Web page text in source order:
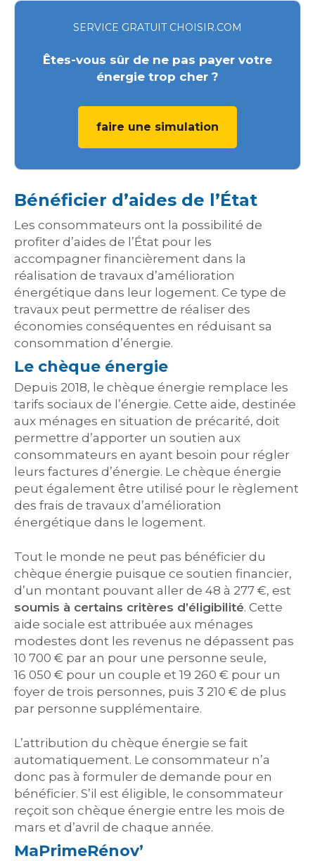
SERVICE GRATUIT CHOISIR.COM
Êtes-vous sûr de ne pas payer votre
énergie trop cher ?
faire une simulation
Bénéficier d’aides de l’État
Les consommateurs ont la possibilité de
profiter d’aides de l’État pour les
accompagner financièrement dans la
réalisation de travaux d’amélioration
énergétique dans leur logement. Ce type de
travaux peut permettre de réaliser des
économies conséquentes en réduisant sa
consommation d’énergie.
Le chèque énergie
Depuis 2018, le chèque énergie remplace les
tarifs sociaux de l’énergie. Cette aide, destinée
aux ménages en situation de précarité, doit
permettre d’apporter un soutien aux
consommateurs en ayant besoin pour régler
leurs factures d’énergie. Le chèque énergie
peut également être utilisé pour le règlement
des frais de travaux d’amélioration
énergétique dans le logement.
Tout le monde ne peut pas bénéficier du
chèque énergie puisque ce soutien financier,
d’un montant pouvant aller de 48 à 277 €, est
soumis à certains critères d’éligibilité. Cette
aide sociale est attribuée aux ménages
modestes dont les revenus ne dépassent pas
10 700 € par an pour une personne seule,
16 050 € pour un couple et 19 260 € pour un
foyer de trois personnes, puis 3 210 € de plus
par personne supplémentaire.
L’attribution du chèque énergie se fait
automatiquement. Le consommateur n’a
donc pas à formuler de demande pour en
bénéficier. S’il est éligible, le consommateur
reçoit son chèque énergie entre les mois de
mars et d’avril de chaque année.
MaPrimeRénov’